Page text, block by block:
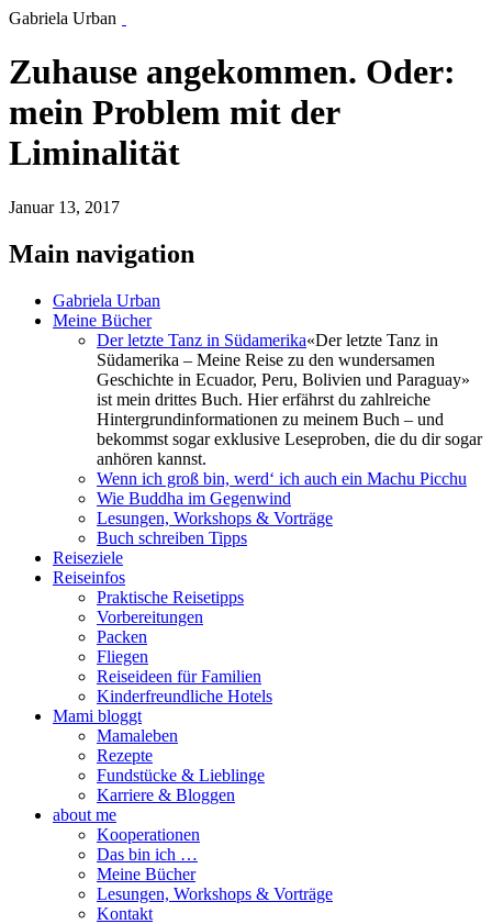
Gabriela Urban
Zuhause angekommen. Oder:
mein Problem mit der
Liminalität
Januar 13, 2017
Main navigation
Gabriela Urban
Meine Bücher
Der letzte Tanz in Südamerika«Der letzte Tanz in
Südamerika – Meine Reise zu den wundersamen
Geschichte in Ecuador, Peru, Bolivien und Paraguay»
ist mein drittes Buch. Hier erfährst du zahlreiche
Hintergrundinformationen zu meinem Buch – und
bekommst sogar exklusive Leseproben, die du dir sogar
anhören kannst.
Wenn ich groß bin, werd‘ ich auch ein Machu Picchu
Wie Buddha im Gegenwind
Lesungen, Workshops & Vorträge
Buch schreiben Tipps
Reiseziele
Reiseinfos
Praktische Reisetipps
Vorbereitungen
Packen
Fliegen
Reiseideen für Familien
Kinderfreundliche Hotels
Mami bloggt
Mamaleben
Rezepte
Fundstücke & Lieblinge
Karriere & Bloggen
about me
Kooperationen
Das bin ich …
Meine Bücher
Lesungen, Workshops & Vorträge
Kontakt